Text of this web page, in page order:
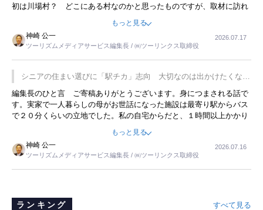
初は川場村？ どこにある村なのかと思ったものですが、取材に訪れ
永井 彰一社長にインタビューしたら、興味深い話が次々が飛び出しま
した。プレゼンも巧みで、今でも思い出すことが２つあります。一つ
は、従業員に東京ディズニーランドを見学させ、サービス業、接客業
の何かを理解してもらっていることです。 もう一つは1800円もする
プレミアムヨーグルトを販売するにあたり、社内に懸念もあったそう
です。永井社長は、駐車場に都内ナンバーの高級外車が停まっている
ことに目をつけ、高級商品でも売れると確信したそうです。今回の記
事を懐かしく読みました。
もっと見る
神崎 公一
ツーリズムメディアサービス編集長 / ㈱ツーリンクス取締役
2026.07.17
シニアの住まい選びに「駅チカ」志向 大切なのは出かけたくなる
暮らし
編集長のひと言 ご寄稿ありがとうございます。身につまされる話で
す。実家で一人暮らしの母がお世話になった施設は最寄り駅からバス
で２０分くらいの立地でした。私の自宅からだと、１時間以上かかり
ました。母の住まいから近いという理由で、その施設を選択したので
すが、私と妹にとっては、半日仕事ででした。シニアの住まい選び
は、当人だけではなく、世話をする家族の足の便も考えない外池ない
と思いました。
もっと見る
神崎 公一
ツーリズムメディアサービス編集長 / ㈱ツーリンクス取締役
2026.07.16
ランキング すべて見る